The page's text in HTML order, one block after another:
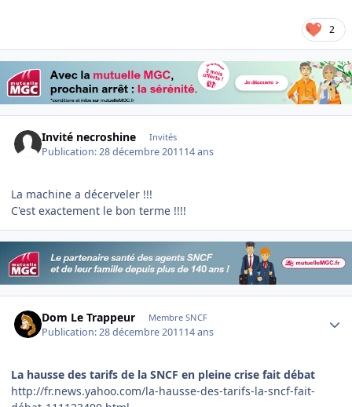
2
Invité necroshine Invités
Publication:28 décembre 201114 ans
La machine a décerveler !!!
C'est exactement le bon terme !!!!
Dom Le Trappeur Membre SNCF
Publication:28 décembre 201114 ans
La hausse des tarifs de la SNCF en pleine crise fait débat
http://fr.news.yahoo.com/la-hausse-des-tarifs-la-sncf-fait-